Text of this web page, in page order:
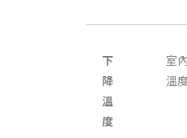
下
降
溫
度
室
溫